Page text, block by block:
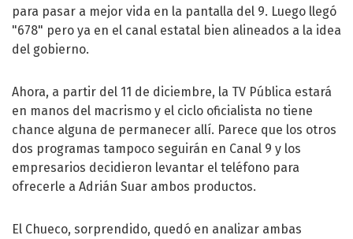
para pasar a mejor vida en la pantalla del 9. Luego llegó
"678" pero ya en el canal estatal bien alineados a la idea
del gobierno.
Ahora, a partir del 11 de diciembre, la TV Pública estará
en manos del macrismo y el ciclo oficialista no tiene
chance alguna de permanecer allí. Parece que los otros
dos programas tampoco seguirán en Canal 9 y los
empresarios decidieron levantar el teléfono para
ofrecerle a Adrián Suar ambos productos.
El Chueco, sorprendido, quedó en analizar ambas